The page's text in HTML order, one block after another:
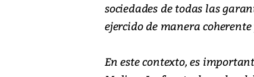
sociedades de todas las
ejercido de manera
En este contexto, es